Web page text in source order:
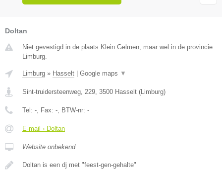
Doltan
Niet gevestigd in de plaats Klein Gelmen, maar wel in de provincie
Limburg.
Limburg » Hasselt Google maps ▼
Sint-truidersteenweg, 229, 3500 Hasselt (Limburg)
Tel: -, Fax: -, BTW-nr: -
E-mail › Doltan
Website onbekend
Doltan is een dj met "feest-gen-gehalte"